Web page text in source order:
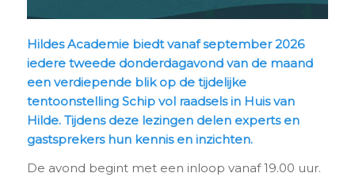
Hildes Academie biedt vanaf september 2026
iedere tweede donderdagavond van de maand
een verdiepende blik op de tijdelijke
tentoonstelling Schip vol raadselsin Huis van
Hilde. Tijdens deze lezingen delen experts en
gastsprekers hun kennis en inzichten.
De avond begint met een inloop vanaf 19.00 uur.